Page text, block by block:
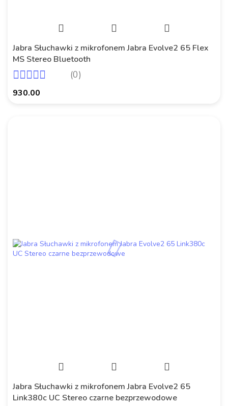
Jabra Słuchawki z mikrofonem Jabra Evolve2 65 Flex
MS Stereo Bluetooth
(0)
930.00
Jabra Słuchawki z mikrofonem Jabra Evolve2 65
Link380c UC Stereo czarne bezprzewodowe